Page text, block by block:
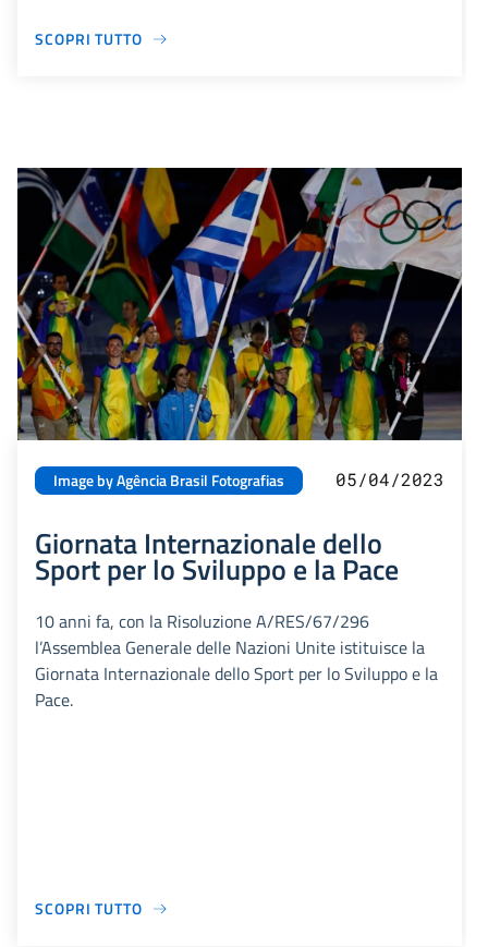
SCOPRI TUTTO
Image by Agência Brasil Fotografias 05/04/2023
Giornata Internazionale dello
Sport per lo Sviluppo e la Pace
10 anni fa, con la Risoluzione A/RES/67/296
l’Assemblea Generale delle Nazioni Unite istituisce la
Giornata Internazionale dello Sport per lo Sviluppo e la
Pace.
SCOPRI TUTTO